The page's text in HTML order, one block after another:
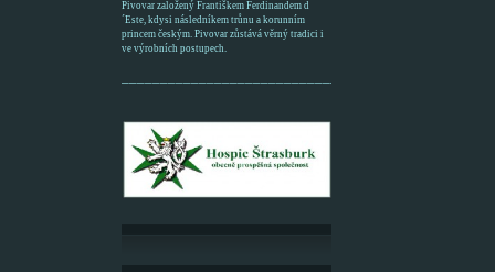
Pivovar založený Františkem Ferdinandem d
´Este, kdysi následníkem trůnu a korunním
princem českým. Pivovar zůstává věrný tradici i
ve výrobních postupech.